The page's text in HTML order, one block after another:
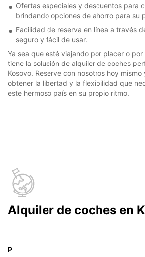
Ofertas especiales y descuentos para
brindando opciones de ahorro para su
Facilidad de reserva en línea a través
seguro y fácil de usar.
Ya sea que esté viajando por placer o
tiene la solución de alquiler de coches
Kosovo. Reserve con nosotros hoy
obtener la libertad y la flexibilidad que
este hermoso país en su propio ritmo.
Alquiler de coches en
P